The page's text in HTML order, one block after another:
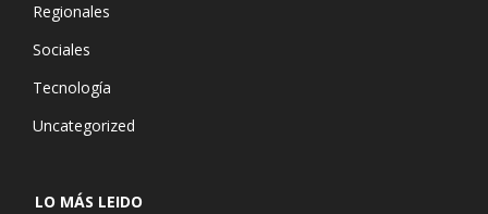
Regionales
Sociales
Tecnología
Uncategorized
LO MÁS LEIDO